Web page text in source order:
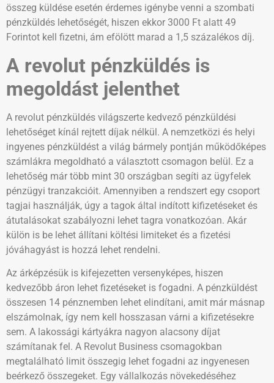
összeg küldése esetén érdemes igénybe venni a szombati
pénzküldés lehetőségét, hiszen ekkor 3000 Ft alatt 49
Forintot kell fizetni, ám efölött marad a 1,5 százalékos díj.
A revolut pénzküldés is
megoldást jelenthet
A revolut pénzküldés világszerte kedvező pénzküldési
lehetőséget kínál rejtett díjak nélkül. A nemzetközi és helyi
ingyenes pénzküldést a világ bármely pontján működőképes
számlákra megoldható a választott csomagon belül. Ez a
lehetőség már több mint 30 országban segíti az ügyfelek
pénzügyi tranzakcióit. Amennyiben a rendszert egy csoport
tagjai használják, úgy a tagok által indított kifizetéseket és
átutalásokat szabályozni lehet tagra vonatkozóan. Akár
külön is be lehet állítani költési limiteket és a fizetési
jóváhagyást is hozzá lehet rendelni.
Az árképzésük is kifejezetten versenyképes, hiszen
kedvezőbb áron lehet fizetéseket is fogadni. A pénzküldést
összesen 14 pénznemben lehet elindítani, amit már másnap
elszámolnak, így nem kell hosszasan várni a kifizetésekre
sem. A lakossági kártyákra nagyon alacsony díjat
számítanak fel. A Revolut Business csomagokban
megtalálható limit összegig lehet fogadni az ingyenesen
beérkező összegeket. Egy vállalkozás növekedéséhez